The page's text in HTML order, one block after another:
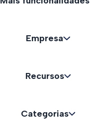
Empresa
Recursos
Categorias